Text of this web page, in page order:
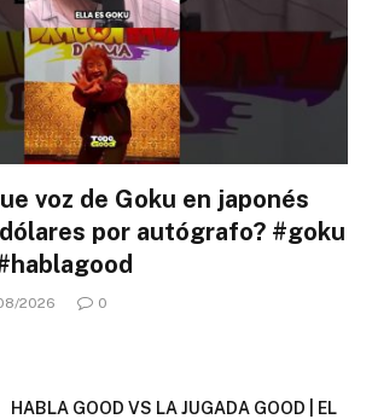
voz de Goku en japonés
por autógrafo? #goku
2026 0
HABLA GOOD VS LA JUGADA GOOD | EL